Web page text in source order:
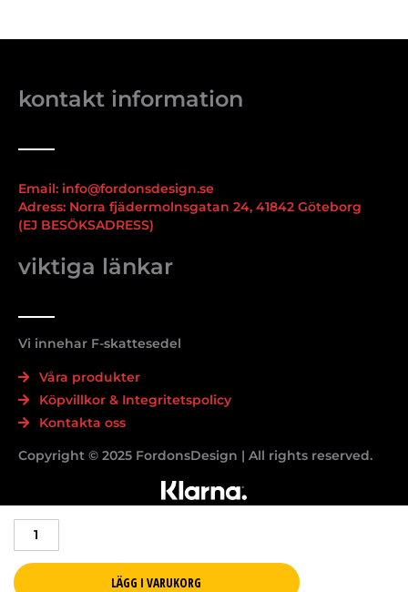
model
3
2017-
2021
LÄGG I VARUKORG
kontakt information
Email: info@fordonsdesign.se
Adress: Norra fjädermolnsgatan 24, 41842 Göteborg
(EJ BESÖKSADRESS)
viktiga länkar
Vi innehar F-skattesedel
Våra produkter
Köpvillkor & Integritetspolicy
Kontakta oss
Copyright © 2025 FordonsDesign | All rights reserved.